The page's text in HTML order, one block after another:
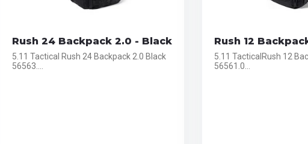
Rush 24 Backpack 2.0 - Black
5.11 Tactical Rush 24 Backpack 2.0 Black
56563....
Rush 12
5.11 TacticalRush 12
56561.0...